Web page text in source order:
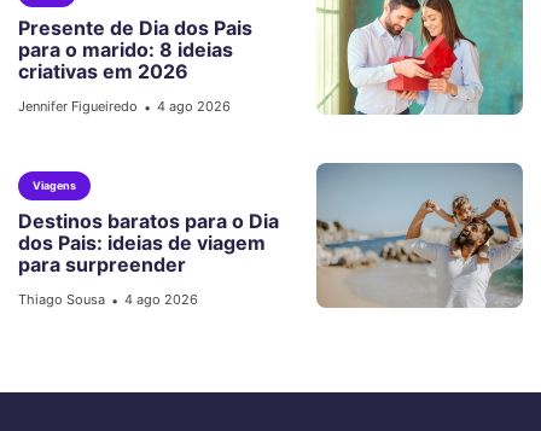
Presente de Dia dos Pais
para o marido: 8 ideias
criativas em 2026
Jennifer Figueiredo • 4 ago 2026
Viagens
Destinos baratos para o Dia
dos Pais: ideias de viagem
para surpreender
Thiago Sousa • 4 ago 2026